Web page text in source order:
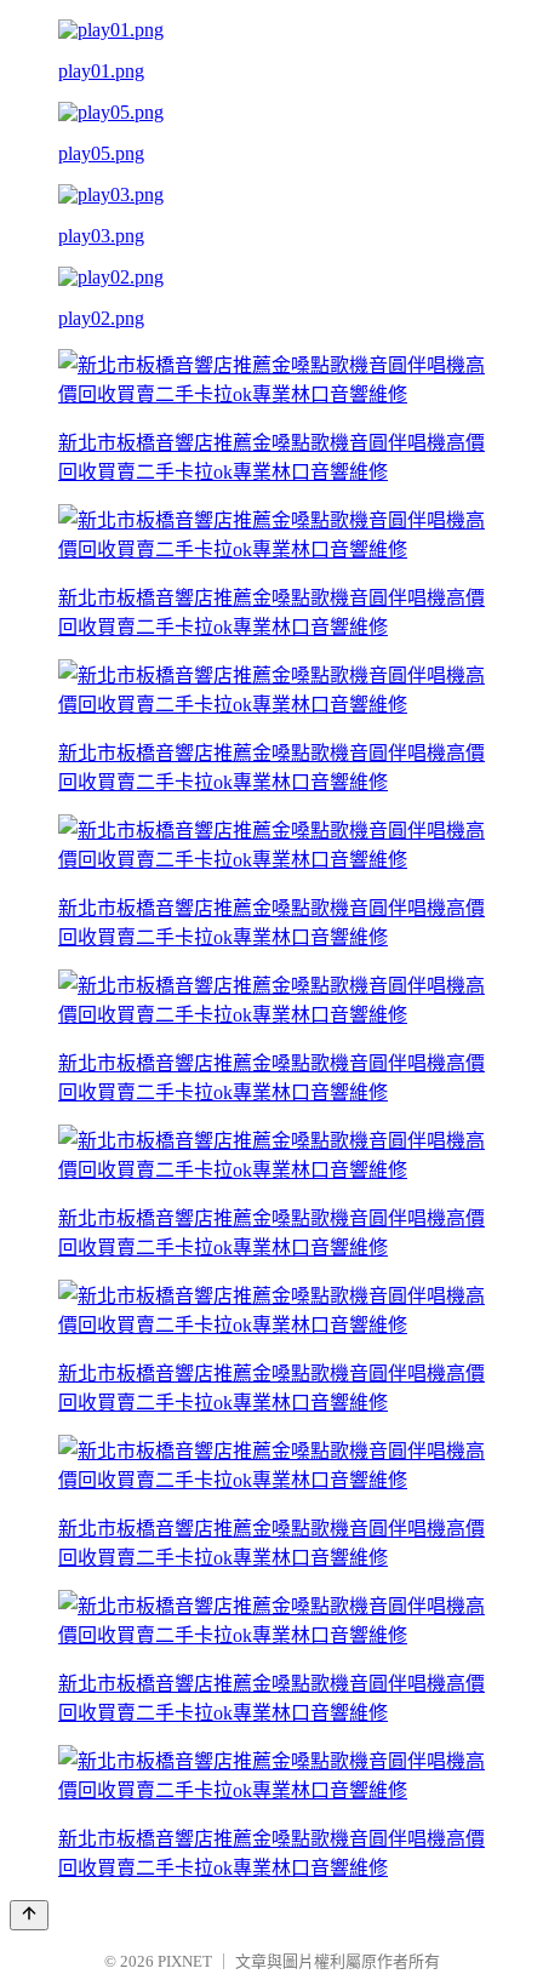
play01.png
play05.png
play03.png
play02.png
新北市板橋音響店推薦金嗓點歌機音圓伴唱機高價
回收買賣二手卡拉ok專業林口音響維修
新北市板橋音響店推薦金嗓點歌機音圓伴唱機高價
回收買賣二手卡拉ok專業林口音響維修
新北市板橋音響店推薦金嗓點歌機音圓伴唱機高價
回收買賣二手卡拉ok專業林口音響維修
新北市板橋音響店推薦金嗓點歌機音圓伴唱機高價
回收買賣二手卡拉ok專業林口音響維修
新北市板橋音響店推薦金嗓點歌機音圓伴唱機高價
回收買賣二手卡拉ok專業林口音響維修
新北市板橋音響店推薦金嗓點歌機音圓伴唱機高價
回收買賣二手卡拉ok專業林口音響維修
新北市板橋音響店推薦金嗓點歌機音圓伴唱機高價
回收買賣二手卡拉ok專業林口音響維修
新北市板橋音響店推薦金嗓點歌機音圓伴唱機高價
回收買賣二手卡拉ok專業林口音響維修
新北市板橋音響店推薦金嗓點歌機音圓伴唱機高價
回收買賣二手卡拉ok專業林口音響維修
新北市板橋音響店推薦金嗓點歌機音圓伴唱機高價
回收買賣二手卡拉ok專業林口音響維修
© 2026 PIXNET 文章與圖片權利屬原作者所有